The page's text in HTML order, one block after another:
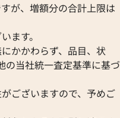
ティエ パンテール ウォ
が、増額分の合計上限は
ます。
かかわらず、品目、状
の当社統一査定基準に基づ
ございますので、予めご